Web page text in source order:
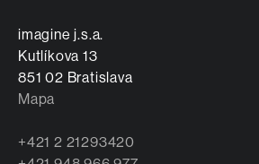
imagine j.s.a.
Kutlíkova 13
851 02 Bratislava
Mapa
+421 2 21293420